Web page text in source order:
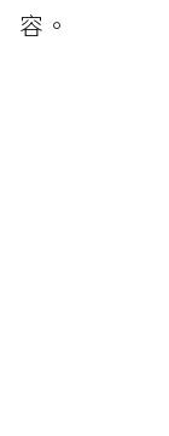
容。